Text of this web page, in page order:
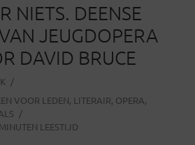
NIETS. DEENSE
JEUGDOPERA
DAVID BRUCE
VOOR LEDEN, LITERAIR, OPERA,
LEESTIJD